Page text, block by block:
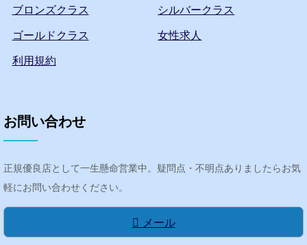
ブロンズクラス
シルバークラス
ゴールドクラス
女性求人
利用規約
お問い合わせ
正規優良店として一生懸命営業中。疑問点・不明点ありましたらお気
軽にお問い合わせください。
メール